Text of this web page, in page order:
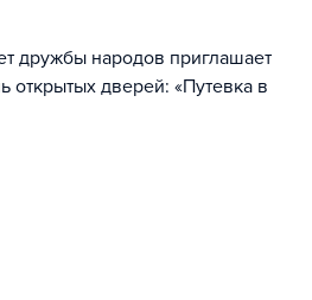
дружбы народов приглашает
дверей: «Путевка в